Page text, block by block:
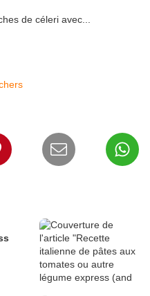
de céleri avec...